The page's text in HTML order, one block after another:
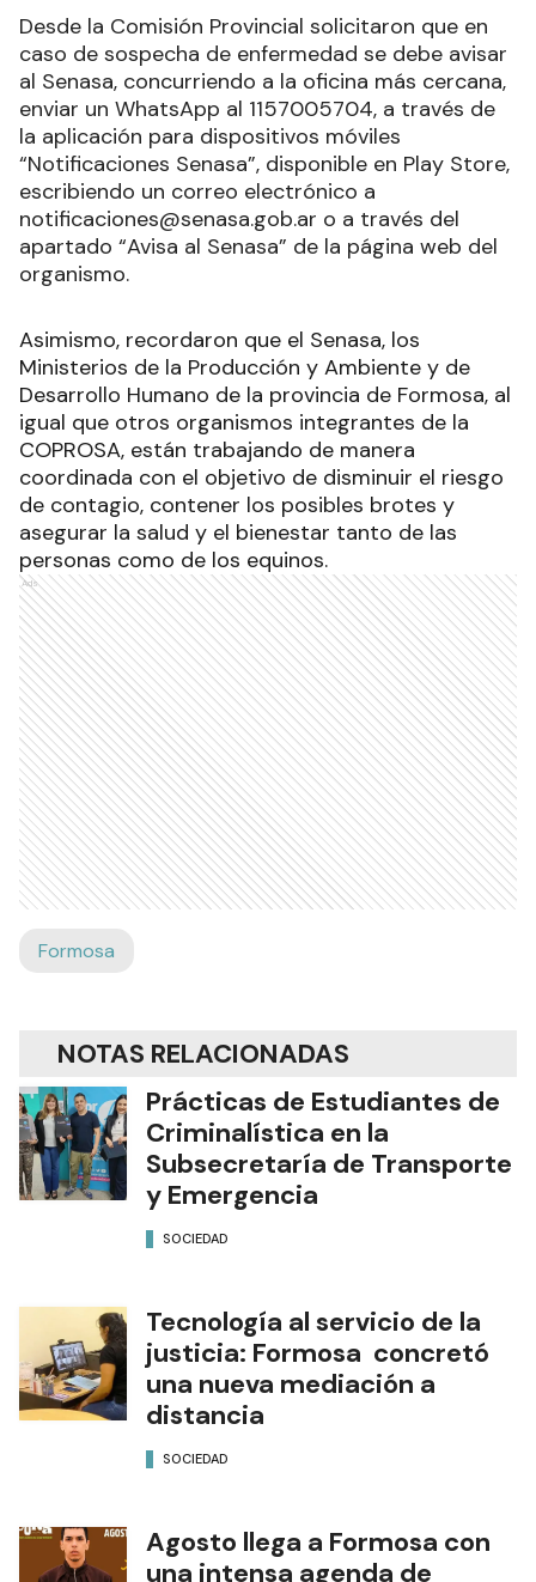
Desde la Comisión Provincial solicitaron que en
caso de sospecha de enfermedad se debe avisar
al Senasa, concurriendo a la oficina más cercana,
enviar un WhatsApp al 1157005704, a través de
la aplicación para dispositivos móviles
“Notificaciones Senasa”, disponible en Play Store,
escribiendo un correo electrónico a
notificaciones@senasa.gob.ar o a través del
apartado “Avisa al Senasa” de la página web del
organismo.
Asimismo, recordaron que el Senasa, los
Ministerios de la Producción y Ambiente y de
Desarrollo Humano de la provincia de Formosa, al
igual que otros organismos integrantes de la
COPROSA, están trabajando de manera
coordinada con el objetivo de disminuir el riesgo
de contagio, contener los posibles brotes y
asegurar la salud y el bienestar tanto de las
personas como de los equinos.
Ads
Formosa
NOTAS RELACIONADAS
Prácticas de Estudiantes de
Criminalística en la
Subsecretaría de Transporte
y Emergencia
SOCIEDAD
Tecnología al servicio de la
justicia: Formosa concretó
una nueva mediación a
distancia
SOCIEDAD
Agosto llega a Formosa con
una intensa agenda de